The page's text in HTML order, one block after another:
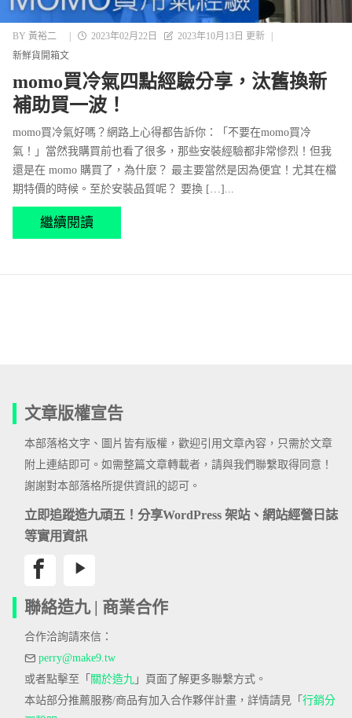
BY 黃裕二 2023年02月22日 2023年10月13日 更新
新鮮貨開箱文
momo買冷氣四點經驗分享，汰舊換新
補助買一波！
momo買冷氣好嗎？網路上心得都告訴你：「不要在momo買冷
氣！」當然我購買前也看了很多，那些安裝經驗都非常慘烈！但我
還是在 momo 購買了，為什麼？ 最主要當然是因為便宜！尤其在檔
期特價的時候。至於安裝品質呢？ 要換 […]...
繼續閱讀
文章版權宣告
本部落格文字、圖片皆有版權，歡迎引用文章內容，只需於文章
附上連結即可。如需整篇文章轉載者，請與我們聯繫取得同意！
謝謝對本部落格所提供資訊的認可。
立即追蹤造九頑五！分享WordPress 架站、網站經營日誌
等實用資訊
聯絡造九 | 商業合作
合作洽詢請來信：
perry@make9.tw
或者點擊至「 關於造九 」頁面了解更多聯繫方式。
本站部分推薦服務/商品有加入合作夥伴計畫，詳情請見「 行銷分